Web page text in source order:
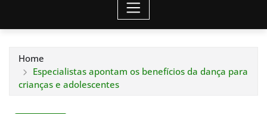
Home
Especialistas apontam os benefícios da dança para
crianças e adolescentes